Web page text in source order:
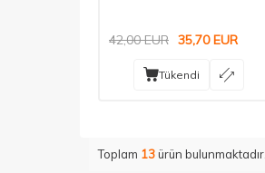
42,00EUR 35,70EUR
Tükendi
Toplam 13ürün bulunmaktadır.